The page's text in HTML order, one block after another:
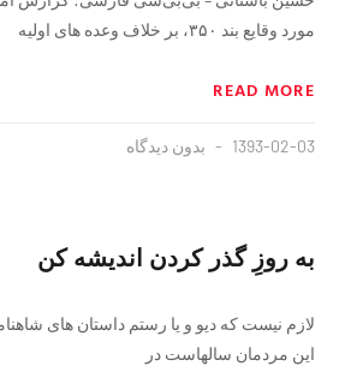
مورد وقایع بند ۳۵۰، بر خلاف وعده های اولیه
READ MORE
1393-02-03 بدون دیدگاه
به روزِ گذر کردن اندیشه کن
لازم نیست که دیو و یا رستم داستان هاى
این مردمان سالهاست در